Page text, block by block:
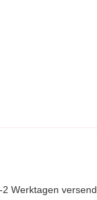
Werktagen